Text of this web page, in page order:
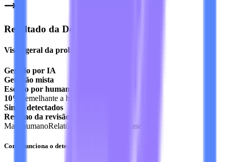
Resultado da Detecção de IA
Visão geral da probabilidade de IA
Gerado por IA
Geração mista
Escrito por humanos
10%
Semelhante a humano
Sinais detectados
Resumo da revisão
Mais humanoRelatório claro Pistas de frases
Como funciona o detector de IA da Lynote